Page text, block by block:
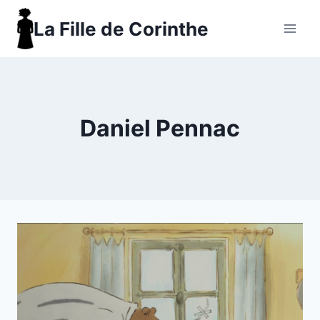
Aller
contenu
La Fille de Corinthe
Daniel Pennac